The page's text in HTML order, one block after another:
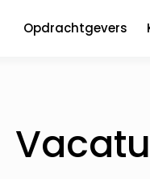
Opdrachtgevers